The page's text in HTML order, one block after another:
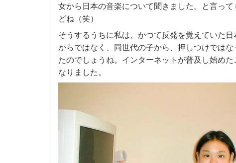
女から日本の音楽について聞きました。と言っ
どね（笑）
そうするうちに私は、かつて反発を覚えていた
からではなく、同世代の子から、押しつけでは
たのでしょうね。インターネットが普及し始め
なりました。